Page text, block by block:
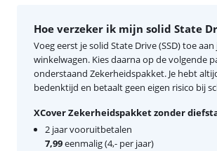
Hoe verzeker ik mijn solid State
Voeg eerst je solid State Drive (SSD) toe aan
winkelwagen. Kies daarna op de volgende
onderstaand Zekerheidspakket. Je hebt
bedenktijd en betaalt geen eigen risico bij
XCover Zekerheidspakket zonder
2 jaar vooruitbetalen
7,99eenmalig (4,- per jaar)